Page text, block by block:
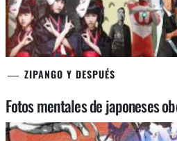
ZIPANGO Y DESPUÉS
Fotos mentales de japoneses